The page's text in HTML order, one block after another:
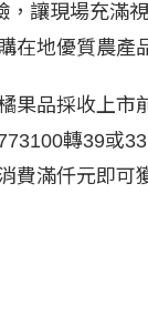
讓現場充滿
在地優質農產
果品採收上
轉39或
費滿仟元即可